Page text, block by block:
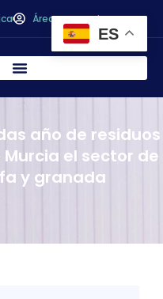
Área personal
año de residuos
el sector de
y granada
ES